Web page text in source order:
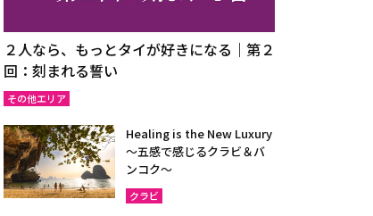
２人なら、もっとタイが好きになる｜第２
回：刻まれる誓い
その他エリア
Healing is the New Luxury
～五感で感じるクラビ＆バ
ンコク～
クラビ